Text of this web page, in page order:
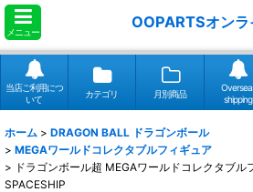
メニュー
OOPARTSオンラ
当店ご利用につ
いて
カテゴリ 月別商品
shipping
ホーム > DRAGON BALL ドラゴンボール
> MEGAワールドコレクタブルフィギュア
> ドラゴンボール超 MEGAワールドコレクタブル
SPACESHIP